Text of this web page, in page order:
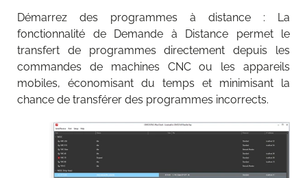
Démarrez des programmes à distance : La
fonctionnalité de Demande à Distance permet le
transfert de programmes directement depuis les
commandes de machines CNC ou les appareils
mobiles, économisant du temps et minimisant la
chance de transférer des programmes incorrects.